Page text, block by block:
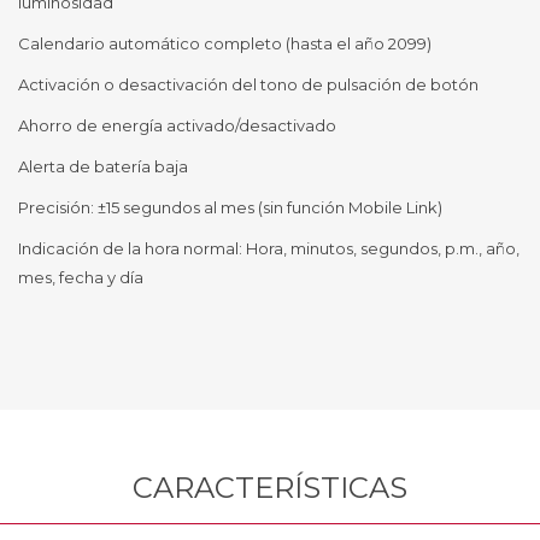
Calendario automático completo (hasta el año 2099)
Activación o desactivación del tono de pulsación de botón
Ahorro de energía activado/desactivado
Alerta de batería baja
Precisión: ±15 segundos al mes (sin función Mobile Link)
Indicación de la hora normal: Hora, minutos, segundos, p.m., año,
mes, fecha y día
CARACTERÍSTICAS